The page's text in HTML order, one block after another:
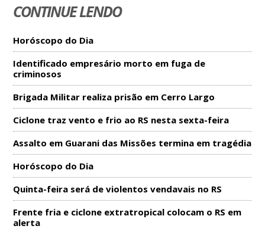
CONTINUE LENDO
Horóscopo do Dia
Identificado empresário morto em fuga de
criminosos
Brigada Militar realiza prisão em Cerro Largo
Ciclone traz vento e frio ao RS nesta sexta-feira
Assalto em Guarani das Missões termina em tragédia
Horóscopo do Dia
Quinta-feira será de violentos vendavais no RS
Frente fria e ciclone extratropical colocam o RS em
alerta